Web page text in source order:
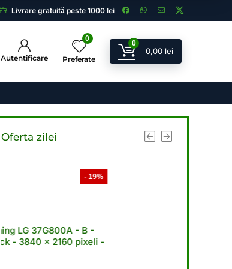
Livrare gratuită peste 1000 lei
Autentificare
0
Preferate
0
0,00 lei
Oferta zilei